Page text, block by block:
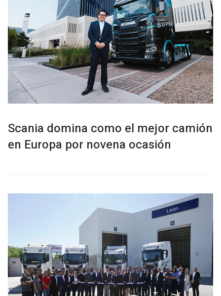
Scania domina como el mejor camión
en Europa por novena ocasión